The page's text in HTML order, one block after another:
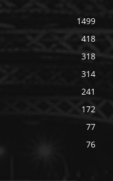
1499
418
318
314
241
172
77
76